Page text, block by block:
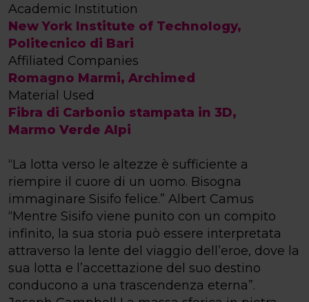
Academic Institution
New York Institute of Technology,
Politecnico di Bari
Affiliated Companies
Romagno Marmi, Archimed
Material Used
Fibra di Carbonio stampata in 3D,
Marmo Verde Alpi
“La lotta verso le altezze è sufficiente a
riempire il cuore di un uomo. Bisogna
immaginare Sisifo felice.” Albert Camus
“Mentre Sisifo viene punito con un compito
infinito, la sua storia può essere interpretata
attraverso la lente del viaggio dell’eroe, dove la
sua lotta e l’accettazione del suo destino
conducono a una trascendenza eterna”.